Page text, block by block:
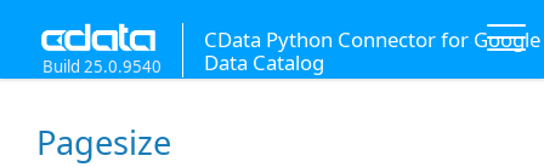
CData Python Connector for Google
Data Catalog
Build 25.0.9540
Pagesize